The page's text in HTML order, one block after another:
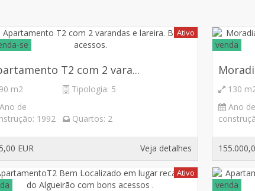
Ativo
se
T2 com 2 vara...
90 m2 Tipologia: 5
Ano de
1992 Quartos: 2
EUR Veja detalhes
venda
130
Ano de
Ativo
venda